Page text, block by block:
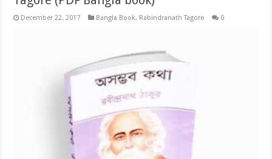
December 22, 2017 Bangla Book, Rabindranath Tagore 0